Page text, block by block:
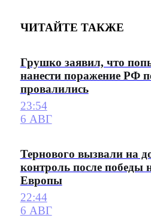
ЧИТАЙТЕ ТАКЖЕ
Грушко заявил, что
нанести поражение РФ
провалились
23:54
6 АВГ
Тернового вызвали на
контроль после победы
Европы
22:44
6 АВГ